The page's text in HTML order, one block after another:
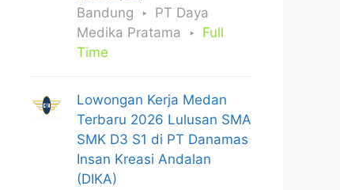
Bandung
PT Daya
Medika Pratama
Full
Time
Lowongan Kerja Medan
Terbaru 2026 Lulusan SMA
SMK D3 S1 di PT Danamas
Insan Kreasi Andalan
(DIKA)